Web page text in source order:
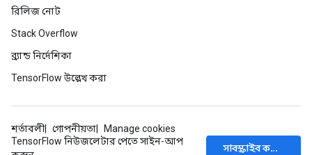
রিলিজ নোট
Stack Overflow
ব্র্যান্ড নির্দেশিকা
TensorFlow উল্লেখ করা
শর্তাবলী গোপনীয়তা
Manage cookies
TensorFlow নিউজলেটার পেতে সাইন-আপ
সাবস্ক্রাইব করুন